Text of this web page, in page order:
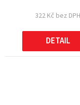
322 Kč bez DPH
DETAIL